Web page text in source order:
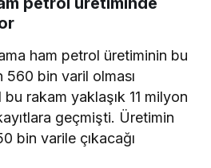
ham petrol üretiminin bu
560 bin varil olması
rakam yaklaşık 11 milyon
geçmişti. Üretimin
bin varile çıkacağı